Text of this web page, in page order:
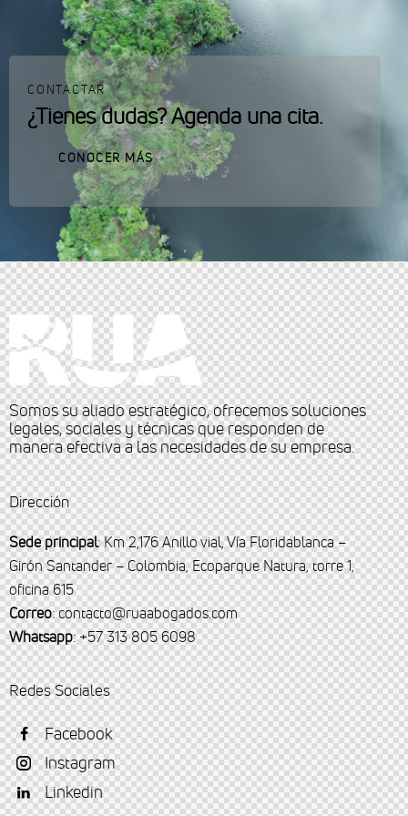
CONTACTAR
¿Tienes dudas? Agenda una cita.
CONOCER MÁS
Somos su aliado estratégico, ofrecemos soluciones
legales, sociales y técnicas que responden de
manera efectiva a las necesidades de su empresa.
Dirección
Sede principal: Km 2,176 Anillo vial, Vía Floridablanca –
Girón Santander – Colombia, Ecoparque Natura, torre 1,
oficina 615
Correo: contacto@ruaabogados.com
Whatsapp: +57 313 805 6098
Redes Sociales
Facebook
Instagram
Linkedin